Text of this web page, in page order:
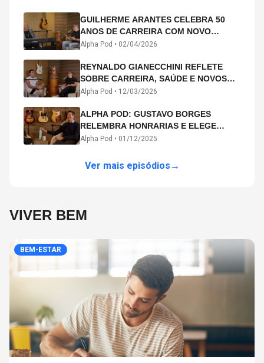
acompanham até hoje, quase trinta anos mais tarde:
"Bem Querer" e "Minha Menina". Em 2026, o astro
segue com o […]
GUILHERME ARANTES CELEBRA 50
ANOS DE CARREIRA COM NOVO
ÁLBUM INTERDIMENSIONAL E TURNÊ
Alpha Pod • 02/04/2026
REYNALDO GIANECCHINI REFLETE
SOBRE CARREIRA, SAÚDE E NOVOS
CAMINHOS ARTÍSTICOS NO ALPHA
Alpha Pod • 12/03/2026
ALPHA POD: GUSTAVO BORGES
RELEMBRA HONRARIAS E ELEGE
MICHAEL PHELPS O MAIOR ATLETA DA
Alpha Pod • 01/12/2025
Ver mais episódios →
VIVER BEM
BEM-ESTAR